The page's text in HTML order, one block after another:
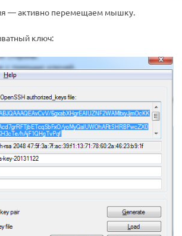
— активно перемещаем мышку.
ключ: